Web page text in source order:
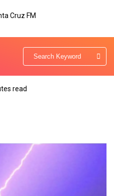
read